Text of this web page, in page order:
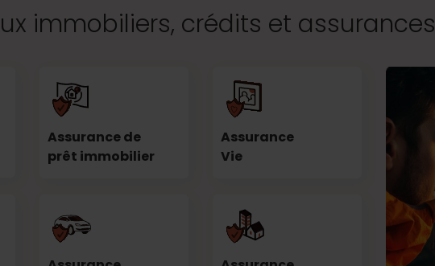
immobiliers, crédits et assurances
Assurance de
prêt immobilier
Assurance
Vie